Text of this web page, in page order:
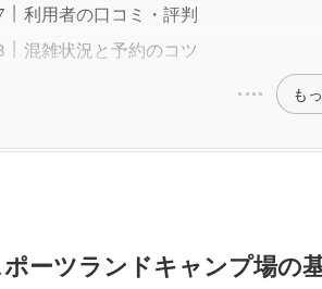
利用者の口コミ・評判
混雑状況と予約のコツ
も
ーツランドキャンプ場の